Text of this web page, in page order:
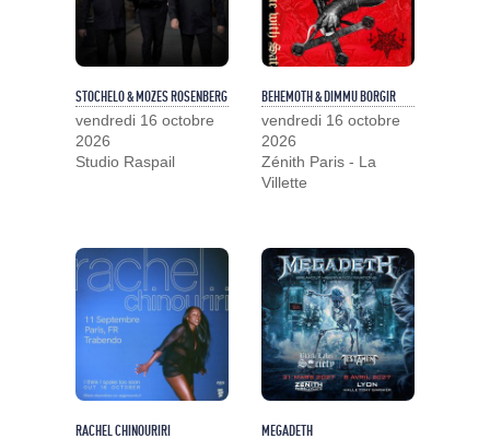
STOCHELO & MOZES ROSENBERG
vendredi 16 octobre
2026
Studio Raspail
BEHEMOTH & DIMMU BORGIR
vendredi 16 octobre
2026
Zénith Paris - La
Villette
RACHEL CHINOURIRI
MEGADETH